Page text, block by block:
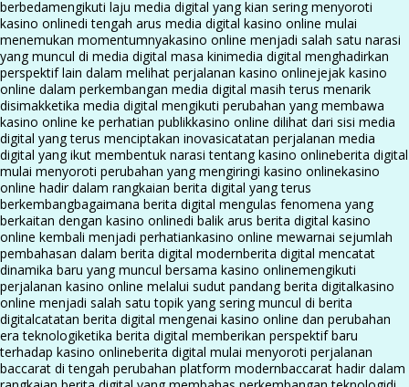
berbedamengikuti laju media digital yang kian sering menyoroti
kasino onlinedi tengah arus media digital kasino online mulai
menemukan momentumnyakasino online menjadi salah satu narasi
yang muncul di media digital masa kinimedia digital menghadirkan
perspektif lain dalam melihat perjalanan kasino onlinejejak kasino
online dalam perkembangan media digital masih terus menarik
disimakketika media digital mengikuti perubahan yang membawa
kasino online ke perhatian publikkasino online dilihat dari sisi media
digital yang terus menciptakan inovasicatatan perjalanan media
digital yang ikut membentuk narasi tentang kasino onlineberita digital
mulai menyoroti perubahan yang mengiringi kasino onlinekasino
online hadir dalam rangkaian berita digital yang terus
berkembangbagaimana berita digital mengulas fenomena yang
berkaitan dengan kasino onlinedi balik arus berita digital kasino
online kembali menjadi perhatiankasino online mewarnai sejumlah
pembahasan dalam berita digital modernberita digital mencatat
dinamika baru yang muncul bersama kasino onlinemengikuti
perjalanan kasino online melalui sudut pandang berita digitalkasino
online menjadi salah satu topik yang sering muncul di berita
digitalcatatan berita digital mengenai kasino online dan perubahan
era teknologiketika berita digital memberikan perspektif baru
terhadap kasino onlineberita digital mulai menyoroti perjalanan
baccarat di tengah perubahan platform modernbaccarat hadir dalam